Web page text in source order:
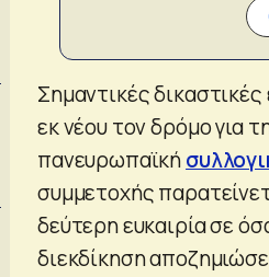
Σημαντικές δικαστικές
εκ νέου τον δρόμο για
πανευρωπαϊκή
συμμετοχής
δεύτερη ευκαιρία σε
διεκδίκηση